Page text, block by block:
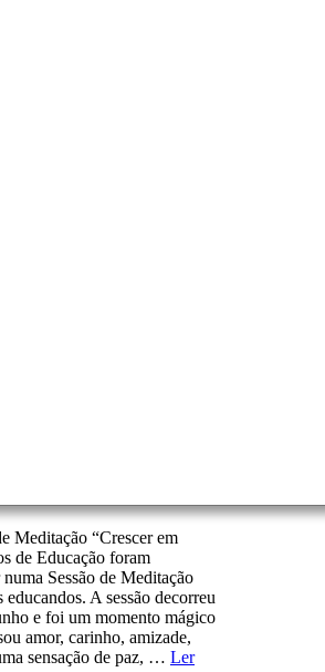
Meditação “Crescer em
de Educação foram
Sessão de Meditação
educandos. A sessão decorreu
e foi um momento mágico
amor, carinho, amizade,
sensação de paz, … Ler